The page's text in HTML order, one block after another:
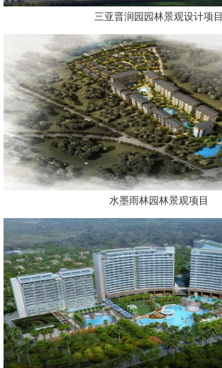
三亚晋润园园林景观设计项目
水墨雨林园林景观项目